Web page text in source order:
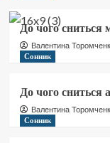
До чого сниться
Валентина
Сонник
До чого сниться
Валентина
Сонник